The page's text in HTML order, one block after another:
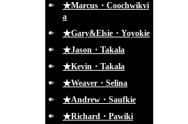
★Marcus・Coochwikvi
a
★Gary&Elsie・Yoyokie
★Jason・Takala
★Kevin・Takala
★Weaver・Selina
★Andrew・Saufkie
★Richard・Pawiki